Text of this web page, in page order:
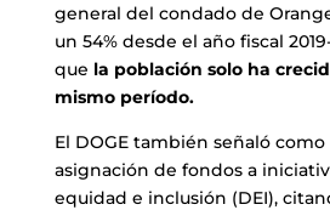
general del condado de
un 54% desde el año fiscal
que la población solo ha
mismo período.
El DOGE también señaló
asignación de fondos a
equidad e inclusión (DEI),